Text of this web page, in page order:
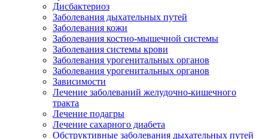
Дисбактериоз
Заболевания дыхательных путей
Заболевания кожи
Заболевания костно-мышечной системы
Заболевания системы крови
Заболевания урогенитальных органов
Заболевания урогенитальных органов
Зависимости
Лечение заболеваний желудочно-кишечного
тракта
Лечение подагры
Лечение сахарного диабета
Обструктивные заболевания дыхательных путей